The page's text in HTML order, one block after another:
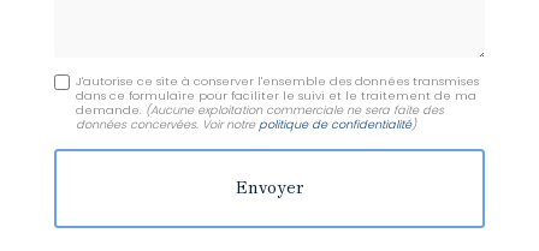
J'autorise ce site à conserver l'ensemble des données transmises
dans ce formulaire pour faciliter le suivi et le traitement de ma
demande. (Aucune exploitation commerciale ne sera faite des
données concervées. Voir notrepolitique de confidentialité)